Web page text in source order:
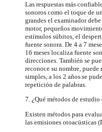
Las respuestas más
sonoros como el toque de
grandes el examinador
motor, pequeños
estímulos súbitos, el
fuente sonora. De 4 a 7
16 meses localiza fuente
direcciones. También se
reconoce su nombre,
simples, a los 2 años se
repetición de palabras.
7. ¿Qué métodos de
Existen métodos para
las emisiones otoacústicas